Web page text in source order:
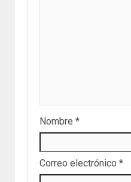
Nombre *
Correo electrónico *